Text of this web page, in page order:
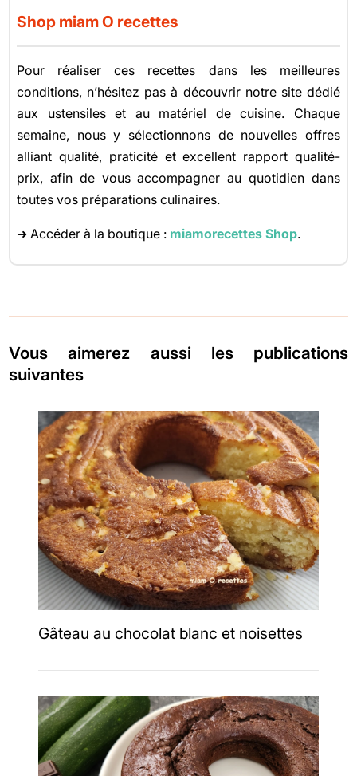
Shop miam O recettes
Pour réaliser ces recettes dans les meilleures
conditions, n’hésitez pas à découvrir notre site dédié
aux ustensiles et au matériel de cuisine. Chaque
semaine, nous y sélectionnons de nouvelles offres
alliant qualité, praticité et excellent rapport qualité-
prix, afin de vous accompagner au quotidien dans
toutes vos préparations culinaires.
➜ Accéder à la boutique : miamorecettes Shop.
Vous aimerez aussi les publications
suivantes
Gâteau au chocolat blanc et noisettes